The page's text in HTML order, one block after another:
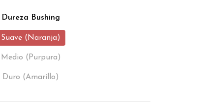
Dureza Bushing
Suave (Naranja)
Medio (Purpura)
Duro (Amarillo)